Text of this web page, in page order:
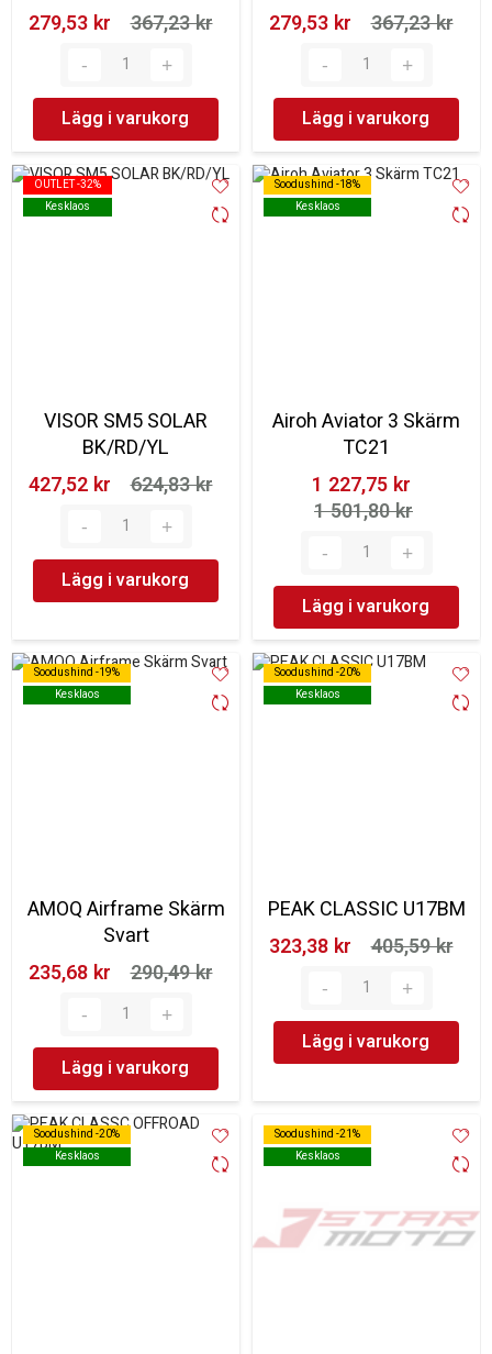
279,53 kr‎
367,23 kr‎
Lägg i varukorg
279,53 kr‎
367,23 kr‎
Lägg i varukorg
OUTLET -32%
Kesklaos
OUTLET -32%
Kesklaos
VISOR SM5 SOLAR
BK/RD/YL
427,52 kr‎
624,83 kr‎
Lägg i varukorg
Soodushind -18%
Kesklaos
Soodushind -18%
Kesklaos
Airoh Aviator 3 Skärm
TC21
1 227,75 kr‎
1 501,80 kr‎
Lägg i varukorg
Soodushind -19%
Kesklaos
Soodushind -19%
Kesklaos
AMOQ Airframe Skärm
Svart
235,68 kr‎
290,49 kr‎
Lägg i varukorg
Soodushind -20%
Kesklaos
Soodushind -20%
Kesklaos
PEAK CLASSIC U17BM
323,38 kr‎
405,59 kr‎
Lägg i varukorg
Soodushind -20%
Kesklaos
Soodushind -20%
Kesklaos
Soodushind -21%
Kesklaos
Soodushind -21%
Kesklaos